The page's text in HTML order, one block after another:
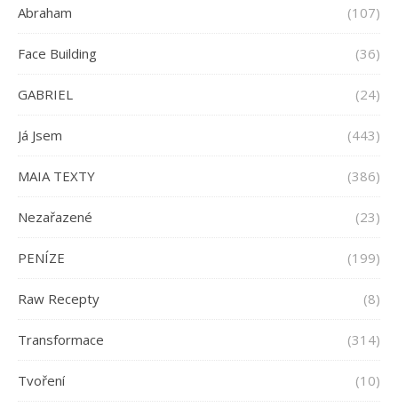
Abraham (107)
Face Building (36)
GABRIEL (24)
Já Jsem (443)
MAIA TEXTY (386)
Nezařazené (23)
PENÍZE (199)
Raw Recepty (8)
Transformace (314)
Tvoření (10)